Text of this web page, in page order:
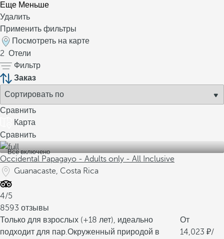
Еще Меньше
Удалить
Применить фильтры
Посмотреть на карте
2 Отели
Фильтр
Заказ
Сравнить
Карта
Сравнить
Все включено
Occidental Papagayo - Adults only - All Inclusive
Guanacaste, Costa Rica
4/5
8593 отзывы
Только для взрослых (+18 лет), идеально
подходит для пар.Окруженный природой в
От
14,023
/